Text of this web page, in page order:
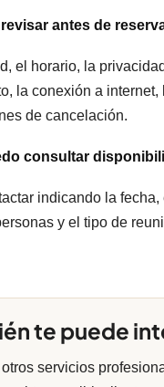
antes de
el horario, la
la conexión a internet,
de cancelación.
consultar
indicando la fecha,
y el tipo de
te puede
servicios